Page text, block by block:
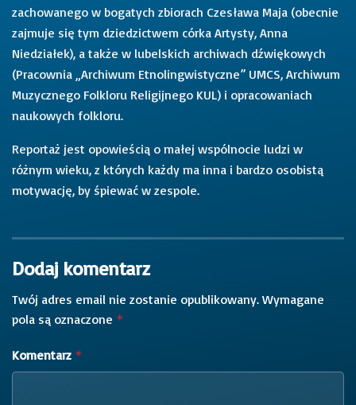
zachowanego w bogatych zbiorach Czesława Maja (obecnie
zajmuje się tym dziedzictwem córka Artysty, Anna
Niedziałek), a także w lubelskich archiwach dźwiękowych
(Pracownia „Archiwum Etnolingwistyczne” UMCS, Archiwum
Muzycznego Folkloru Religijnego KUL) i opracowaniach
naukowych folkloru.
Reportaż jest opowieścią o małej wspólnocie ludzi w
różnym wieku, z których każdy ma inna i bardzo osobistą
motywację, by śpiewać w zespole.
Dodaj komentarz
Twój adres email nie zostanie opublikowany. Wymagane
pola są oznaczone *
Komentarz *